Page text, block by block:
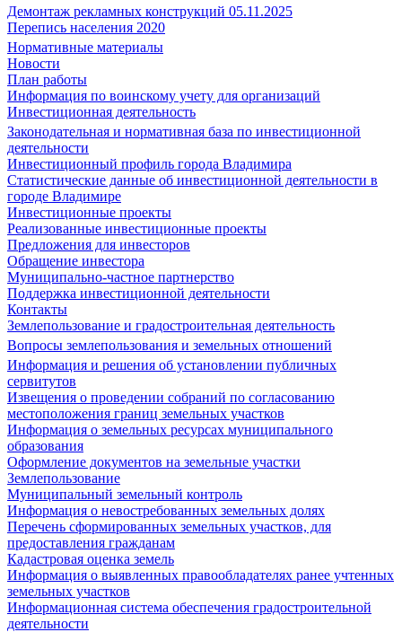
Демонтаж рекламных конструкций 05.11.2025
Перепись населения 2020
Нормативные материалы
Новости
План работы
Информация по воинскому учету для организаций
Инвестиционная деятельность
Законодательная и нормативная база по инвестиционной
деятельности
Инвестиционный профиль города Владимира
Статистические данные об инвестиционной деятельности в
городе Владимире
Инвестиционные проекты
Реализованные инвестиционные проекты
Предложения для инвесторов
Обращение инвестора
Муниципально-частное партнерство
Поддержка инвестиционной деятельности
Контакты
Землепользование и градостроительная деятельность
Вопросы землепользования и земельных отношений
Информация и решения об установлении публичных
сервитутов
Извещения о проведении собраний по согласованию
местоположения границ земельных участков
Информация о земельных ресурсах муниципального
образования
Оформление документов на земельные участки
Землепользование
Муниципальный земельный контроль
Информация о невостребованных земельных долях
Перечень сформированных земельных участков, для
предоставления гражданам
Кадастровая оценка земель
Информация о выявленных правообладателях ранее учтенных
земельных участков
Информационная система обеспечения градостроительной
деятельности